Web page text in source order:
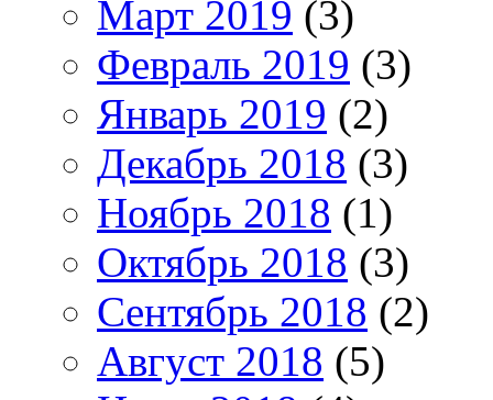
Март 2019 (3)
Февраль 2019 (3)
Январь 2019 (2)
Декабрь 2018 (3)
Ноябрь 2018 (1)
Октябрь 2018 (3)
Сентябрь 2018 (2)
Август 2018 (5)